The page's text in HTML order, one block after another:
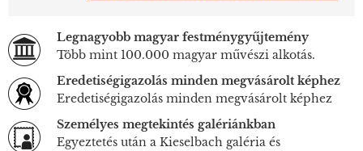
Legnagyobb magyar festménygyűjtemény
Több mint 100.000 magyar művészi alkotás.
Eredetiségigazolás minden megvásárolt képhez
Eredetiségigazolás minden megvásárolt képhez
Személyes megtekintés galériánkban
Egyeztetés után a Kieselbach galéria és